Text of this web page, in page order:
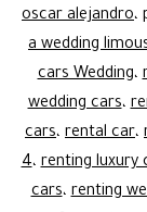
oscar alejandro،
a wedding
cars Wedding،
wedding cars،
cars، rental car،
4،renting luxury
cars،renting